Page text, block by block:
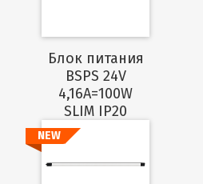
Блок питания
BSPS 24V
4,16A=100W
SLIM IP20
NEW